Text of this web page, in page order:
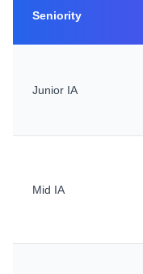
Seniority
Junior IA
Mid IA